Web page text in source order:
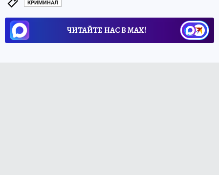
КРИМИНАЛ
ЧИТАЙТЕ НАС В МАХ!